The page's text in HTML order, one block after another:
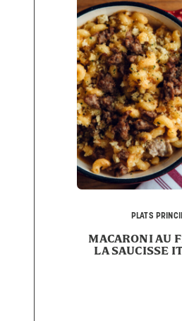
PLATS
MACARONI AU
LA SAUCISSE